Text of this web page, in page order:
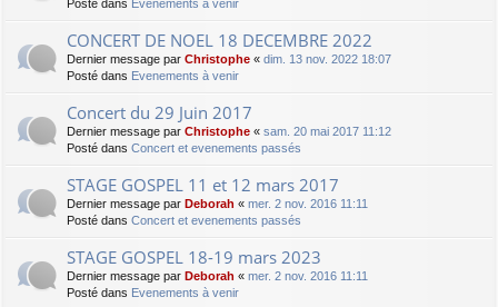
Posté dans Evenements à venir
CONCERT DE NOEL 18 DECEMBRE 2022
Dernier message par Christophe « dim. 13 nov. 2022 18:07
Posté dans Evenements à venir
Concert du 29 Juin 2017
Dernier message par Christophe « sam. 20 mai 2017 11:12
Posté dans Concert et evenements passés
STAGE GOSPEL 11 et 12 mars 2017
Dernier message par Deborah « mer. 2 nov. 2016 11:11
Posté dans Concert et evenements passés
STAGE GOSPEL 18-19 mars 2023
Dernier message par Deborah « mer. 2 nov. 2016 11:11
Posté dans Evenements à venir